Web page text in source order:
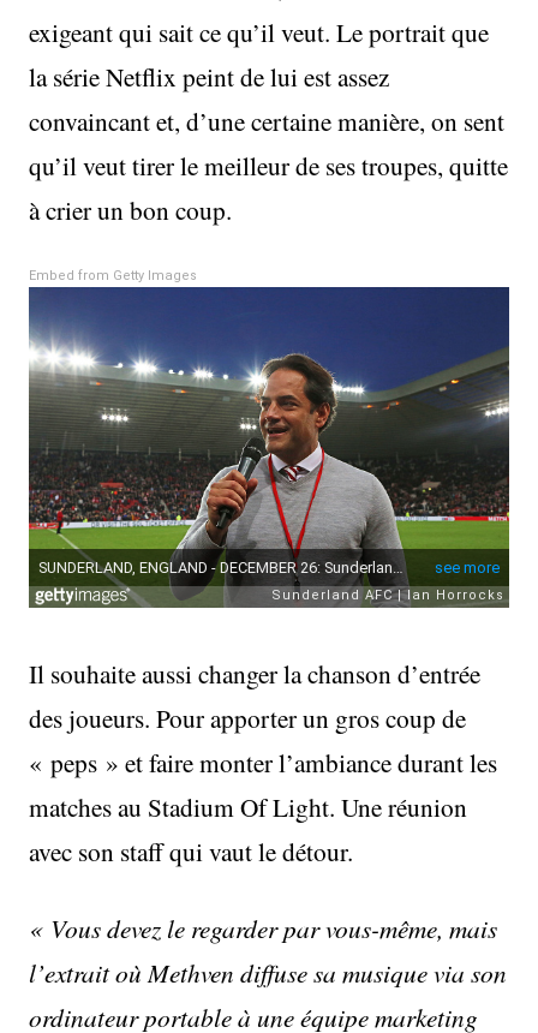
exigeant qui sait ce qu’il veut. Le portrait que
la série Netflix peint de lui est assez
convaincant et, d’une certaine manière, on sent
qu’il veut tirer le meilleur de ses troupes, quitte
à crier un bon coup.
Embed from Getty Images
Il souhaite aussi changer la chanson d’entrée
des joueurs. Pour apporter un gros coup de
« peps » et faire monter l’ambiance durant les
matches au Stadium Of Light. Une réunion
avec son staff qui vaut le détour.
« Vous devez le regarder par vous-même, mais
l’extrait où Methven diffuse sa musique via son
ordinateur portable à une équipe marketing